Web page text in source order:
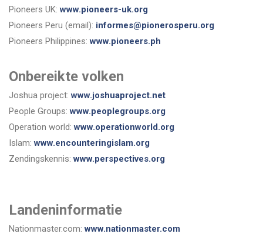
Pioneers UK:www.pioneers-uk.org
Pioneers Peru (email): informes@pionerosperu.org
Pioneers Philippines:www.pioneers.ph
Onbereikte volken
Joshua project:www.joshuaproject.net
People Groups:www.peoplegroups.org
Operation world:www.operationworld.org
Islam:www.encounteringislam.org
Zendingskennis:www.perspectives.org
Landeninformatie
Nationmaster.com:www.nationmaster.com